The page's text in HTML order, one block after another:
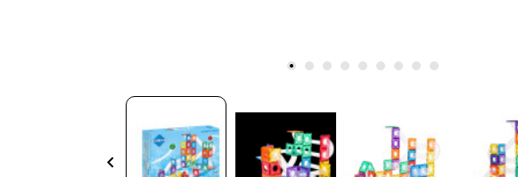
keyboard_arrow_left